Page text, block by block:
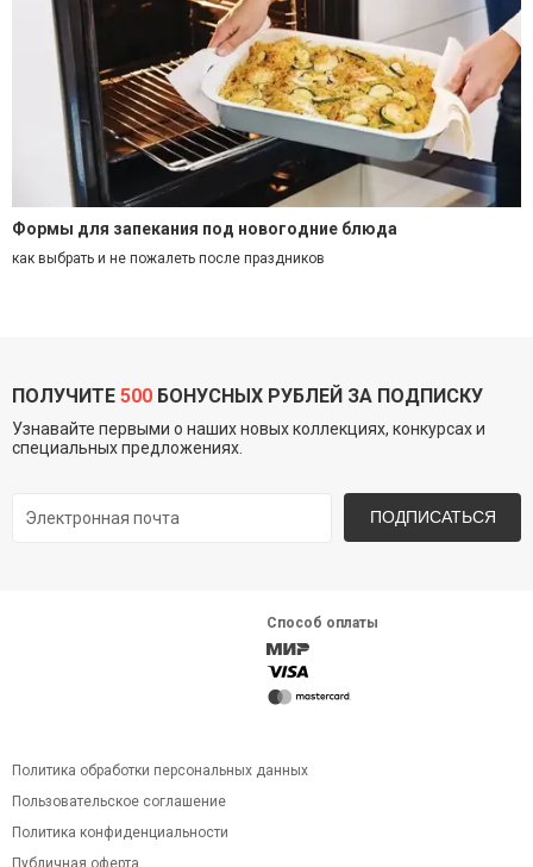
Формы для запекания под новогодние блюда
как выбрать и не пожалеть после праздников
ПОЛУЧИТЕ 500 БОНУСНЫХ РУБЛЕЙ ЗА ПОДПИСКУ
Узнавайте первыми о наших новых коллекциях, конкурсах и
специальных предложениях.
ПОДПИСАТЬСЯ
Способ оплаты
Политика обработки персональных данных
Пользовательское соглашение
Политика конфиденциальности
Публичная оферта